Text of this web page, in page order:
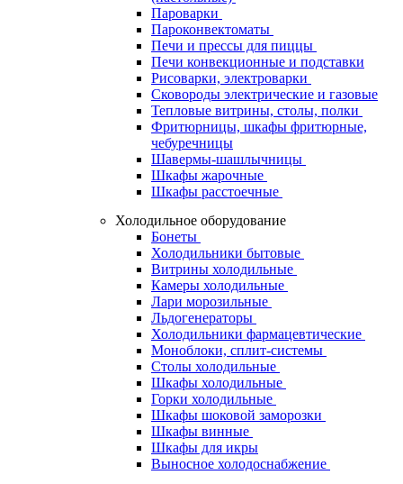
Пароварки
Пароконвектоматы
Печи и прессы для пиццы
Печи конвекционные и подставки
Рисоварки, электроварки
Сковороды электрические и газовые
Тепловые витрины, столы, полки
Фритюрницы, шкафы фритюрные,
чебуречницы
Шавермы-шашлычницы
Шкафы жарочные
Шкафы расстоечные
Холодильное оборудование
Бонеты
Холодильники бытовые
Витрины холодильные
Камеры холодильные
Лари морозильные
Льдогенераторы
Холодильники фармацевтические
Моноблоки, сплит-системы
Столы холодильные
Шкафы холодильные
Горки холодильные
Шкафы шоковой заморозки
Шкафы винные
Шкафы для икры
Выносное холодоснабжение